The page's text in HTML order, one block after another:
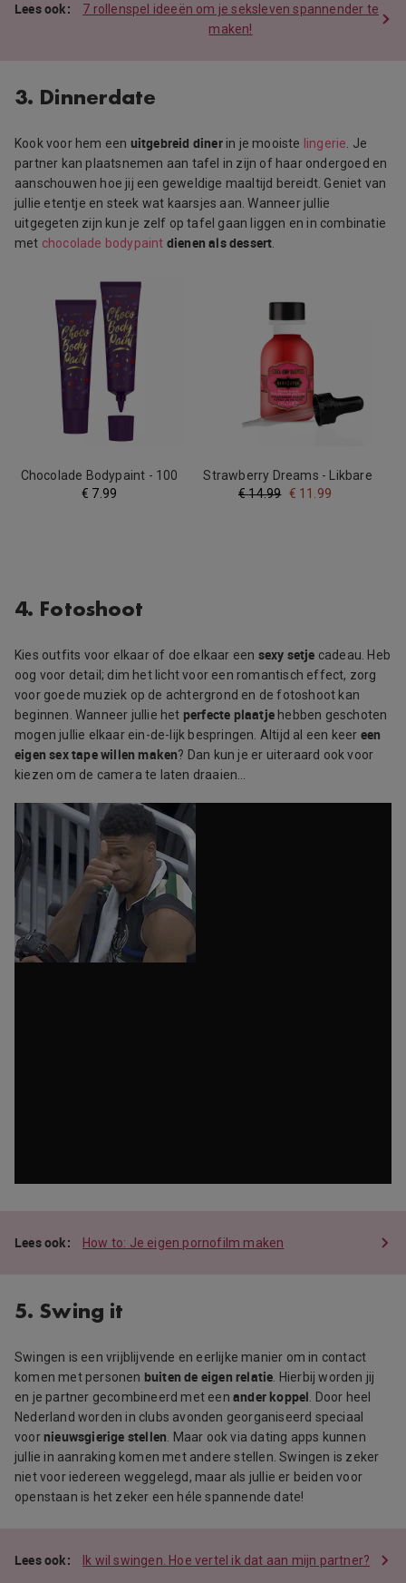
7 rollenspel ideeën om je seksleven spannender te
maken!
3. Dinnerdate
Kook voor hem een uitgebreid dinerin je mooiste lingerie . Je
partner kan plaatsnemen aan tafel in zijn of haar ondergoed en
aanschouwen hoe jij een geweldige maaltijd bereidt. Geniet van
jullie etentje en steek wat kaarsjes aan. Wanneer jullie
uitgegeten zijn kun je zelf op tafel gaan liggen en in combinatie
met chocolade bodypaint dienen als dessert
Chocolade Bodypaint - 100
ml
€ 7.99
Strawberry Dreams - Likbare
Olie - 22 ml
€ 14.99 € 11.99
4. Fotoshoot
Kies outfits voor elkaar of doe elkaar een sexy setje cadeau. Heb
oog voor detail; dim het licht voor een romantisch effect, zorg
voor goede muziek op de achtergrond en de fotoshoot kan
beginnen. Wanneer jullie het perfecte plaatje hebben geschoten
mogen jullie elkaar ein-de-lijk bespringen. Altijd al een keer een
eigen sex tape willen maken? Dan kun je er uiteraard ook voor
kiezen om de camera te laten draaien…
How to: Je eigen pornofilm maken
5. Swing it
Swingen is een vrijblijvende en eerlijke manier om in contact
komen met personen buiten de eigen relatie . Hierbij worden jij
en je partner gecombineerd met een ander koppel . Door heel
Nederland worden in clubs avonden georganiseerd speciaal
voornieuwsgierige stellen . Maar ook via dating apps kunnen
jullie in aanraking komen met andere stellen. Swingen is zeker
niet voor iedereen weggelegd, maar als jullie er beiden voor
openstaan is het zeker een héle spannende date!
Ik wil swingen. Hoe vertel ik dat aan mijn partner?